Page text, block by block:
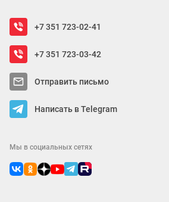
+7 351 723-02-41
+7 351 723-03-42
Отправить письмо
Написать в Telegram
Мы в социальных сетях